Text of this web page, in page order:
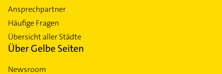
Ansprechpartner
Häufige Fragen
Übersicht aller Städte
Über Gelbe Seiten
Newsroom